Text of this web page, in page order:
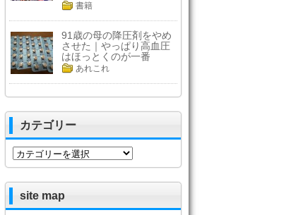
書籍
91歳の母の降圧剤をやめ
させた｜やっぱり高血圧
はほっとくのが一番
あれこれ
カテゴリー
カ
リ
ー
site map